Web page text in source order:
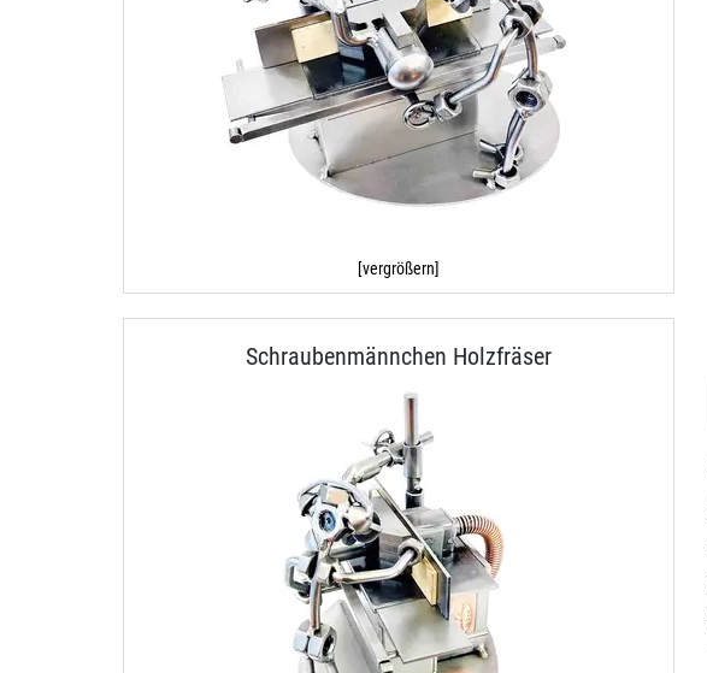
[vergrößern]
Schraubenmännchen Holzfräser